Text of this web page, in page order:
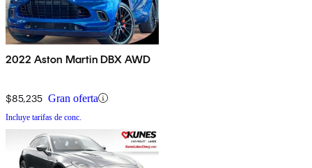
2022 Aston Martin DBX AWD
$85,235 Gran oferta
Incluye tarifas de conc.